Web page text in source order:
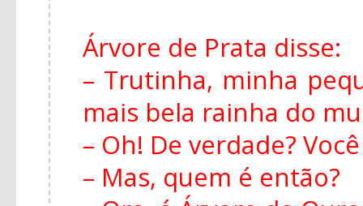
Árvore de Prata disse:
– Trutinha, minha
mais bela rainha do
– Oh! De verdade?
– Mas, quem é então?